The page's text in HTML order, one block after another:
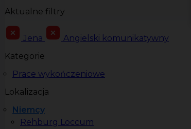
Aktualne filtry
Jena
Angielski komunikatywny
Kategorie
Prace wykończeniowe
Lokalizacja
Niemcy
Rehburg Loccum